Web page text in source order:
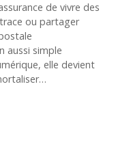
de vivre des
ou partager
aussi simple
elle devient